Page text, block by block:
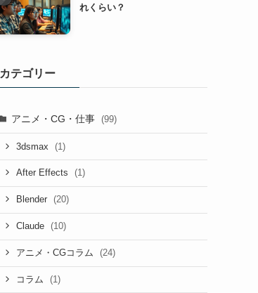
れくらい？
カテゴリー
アニメ・CG・仕事 (99)
3dsmax (1)
After Effects (1)
Blender (20)
Claude (10)
アニメ・CGコラム (24)
コラム (1)